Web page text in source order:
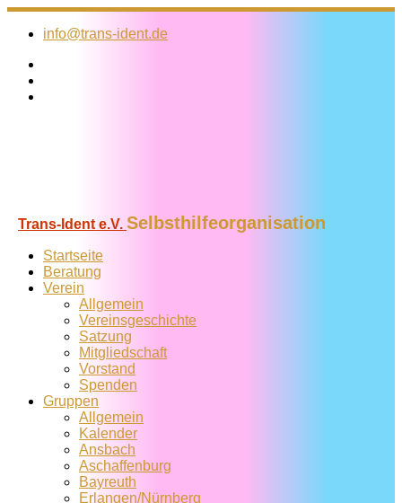
Zum
Inhalt
info@trans-ident.de
Trans-Ident e.V. Selbsthilfeorganisation
Startseite
Beratung
Verein
Allgemein
Vereins­geschichte
Satzung
Mitglied­schaft
Vorstand
Spenden
Gruppen
Allgemein
Kalender
Ansbach
Aschaffenburg
Bayreuth
Erlangen/Nürnberg